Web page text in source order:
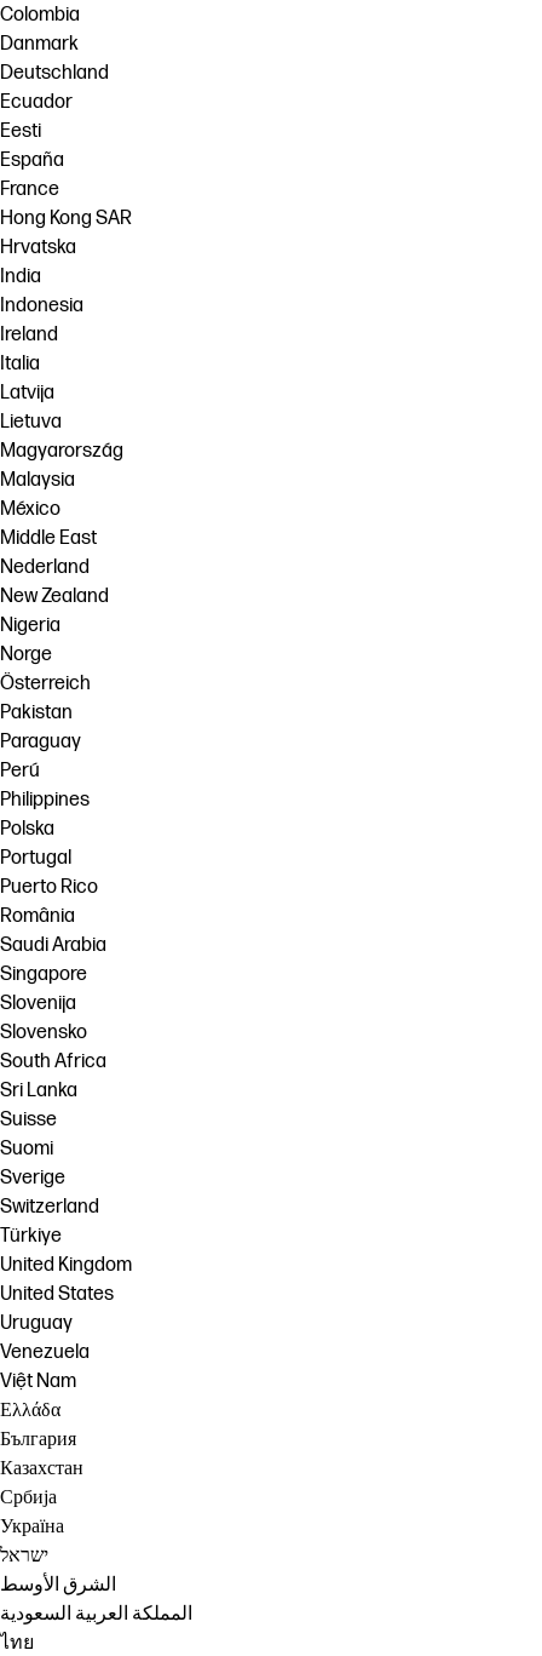
Colombia
Danmark
Deutschland
Ecuador
Eesti
España
France
Hong Kong SAR
Hrvatska
India
Indonesia
Ireland
Italia
Latvija
Lietuva
Magyarország
Malaysia
México
Middle East
Nederland
New Zealand
Nigeria
Norge
Österreich
Pakistan
Paraguay
Perú
Philippines
Polska
Portugal
Puerto Rico
România
Saudi Arabia
Singapore
Slovenija
Slovensko
South Africa
Sri Lanka
Suisse
Suomi
Sverige
Switzerland
Türkiye
United Kingdom
United States
Uruguay
Venezuela
Việt Nam
Ελλάδα
България
Казахстан
Србија
Україна
ישראל
الشرق الأوسط
المملكة العربية السعودية
ไทย